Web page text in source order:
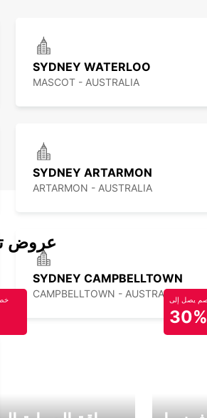
SYDNEY WATERLOO
MASCOT - AUSTRALIA
SYDNEY ARTARMON
ARTARMON - AUSTRALIA
SYDNEY CAMPBELLTOWN
CAMPBELLTOWN - AUSTRALIA
عروض
يصل إلى
30%